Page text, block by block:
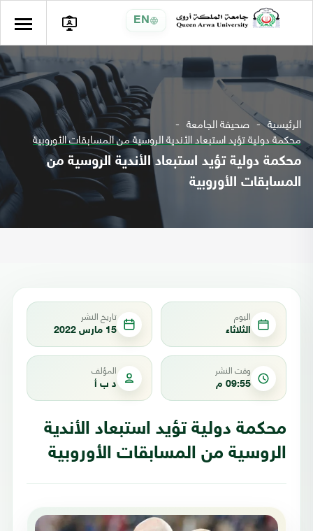
EN
الرئيسية صحيفة الجامعة
محكمة دولية تؤيد استبعاد الأندية الروسية من المسابقات الأوروبية
محكمة دولية تؤيد استبعاد الأندية الروسية من
المسابقات الأوروبية
اليوم
الثلاثاء
تاريخ النشر
15 مارس 2022
وقت النشر
09:55 م
المؤلف
د ب أ
محكمة دولية تؤيد استبعاد الأندية
الروسية من المسابقات الأوروبية